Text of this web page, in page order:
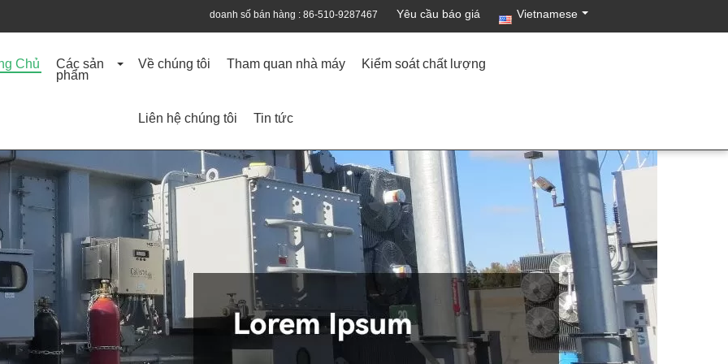
doanh số bán hàng : 86-510-9287467 Yêu cầu báo giá Vietnamese
Chủ
Các sản
phẩm
Về chúng tôi Tham quan nhà máy Kiểm soát chất lượng
Liên hệ chúng tôi Tin tức